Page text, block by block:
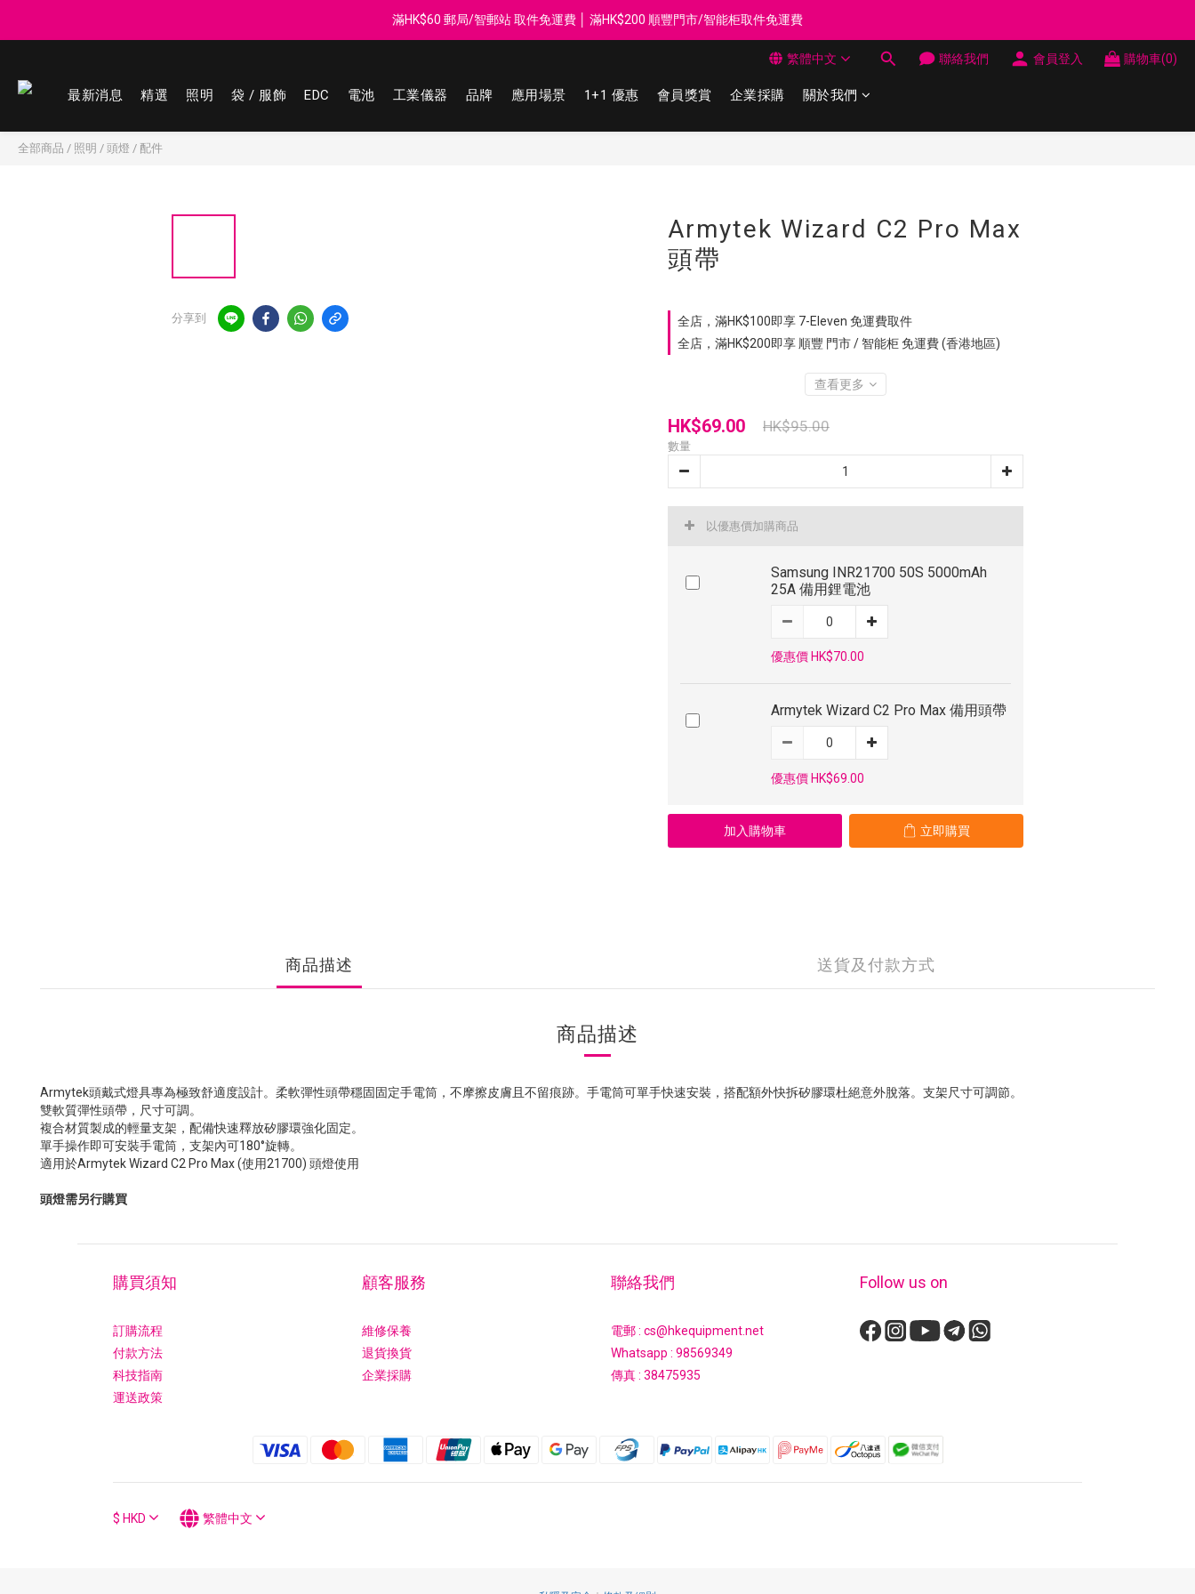
登記會員享每$50回贈$1 │ 滿HK$899 送 N-rit Campack Towel 吸汗毛巾 韓國制 送完即止
滿HK$60 郵局/智郵站 取件免運費 │ 滿HK$200 順豐門市/智能柜取件免運費
登記會員享每$50回贈$1 │ 滿HK$899 送 N-rit Campack Towel 吸汗毛巾 韓國制 送完即止
繁體中文 聯絡我們 會員登入 購物車(0)
最新消息 精選 照明 袋 / 服飾 EDC 電池 工業儀器 品牌 應用場景 1+1 優惠 會員獎賞 企業採購 關於我們
全部商品 / 照明 / 頭燈 / 配件
分享到
Armytek Wizard C2 Pro Max
頭帶
全店，滿HK$100即享 7-Eleven 免運費取件
全店，滿HK$200即享 順豐 門市 / 智能柜 免運費 (香港地區)
查看更多
HK$69.00 HK$95.00
數量
以優惠價加購商品
Samsung INR21700 50S 5000mAh
25A 備用鋰電池
優惠價 HK$70.00
Armytek Wizard C2 Pro Max 備用頭帶
優惠價 HK$69.00
加入購物車 立即購買
商品描述 送貨及付款方式
商品描述
Armytek頭戴式燈具專為極致舒適度設計。柔軟彈性頭帶穩固固定手電筒，不摩擦皮膚且不留痕跡。手電筒可單手快速安裝，搭配額外快拆矽膠環杜絕意外脫落。支架尺寸可調節。
雙軟質彈性頭帶，尺寸可調。
複合材質製成的輕量支架，配備快速釋放矽膠環強化固定。
單手操作即可安裝手電筒，支架內可180°旋轉。
適用於Armytek Wizard C2 Pro Max (使用21700) 頭燈使用
頭燈需另行購買
購買須知
訂購流程
付款方法
科技指南
運送政策
顧客服務
維修保養
退貨換貨
企業採購
聯絡我們
電郵 : cs@hkequipment.net
Whatsapp : 98569349
傳真 : 38475935
Follow us on
$ HKD 繁體中文